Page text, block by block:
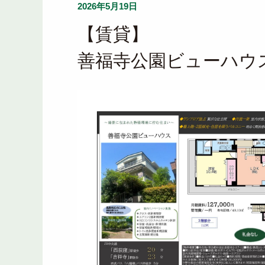
2026年5月19日
【賃貸】
善福寺公園ビューハウ